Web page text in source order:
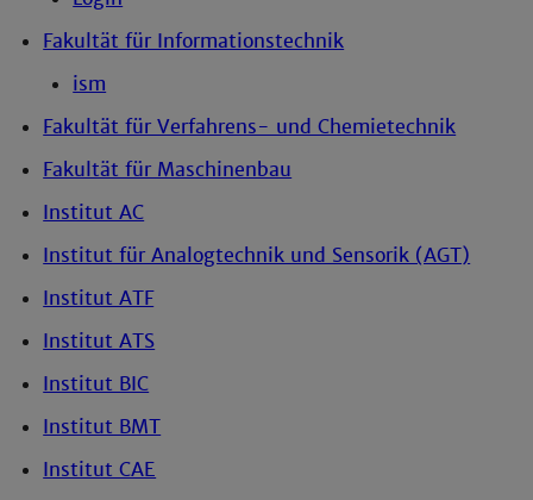
Fakultät für Informationstechnik
ism
Fakultät für Verfahrens- und Chemietechnik
Fakultät für Maschinenbau
Institut AC
Institut für Analogtechnik und Sensorik (AGT)
Institut ATF
Institut ATS
Institut BIC
Institut BMT
Institut CAE